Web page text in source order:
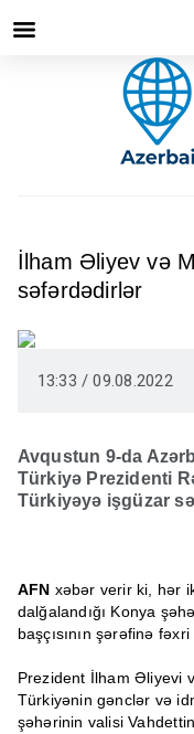
İlham Əliyev və
səfərdədirlər
13:33 / 09.08.2022
Avqustun 9-da
Türkiyə Prezidenti
Türkiyəyə işgüzar
AFN xəbər verir ki, hər
dalğalandığı Konya
başçısının şərəfinə
Prezident İlham Əliyevi
Türkiyənin gənclər və
şəhərinin valisi